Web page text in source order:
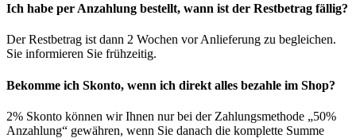
Ich habe per Anzahlung bestellt, wann ist der Restbetrag fällig?
Der Restbetrag ist dann 2 Wochen vor Anlieferung zu begleichen.
Sie informieren Sie frühzeitig.
Bekomme ich Skonto, wenn ich direkt alles bezahle im Shop?
2% Skonto können wir Ihnen nur bei der Zahlungsmethode „50%
Anzahlung“ gewähren, wenn Sie danach die komplette Summe